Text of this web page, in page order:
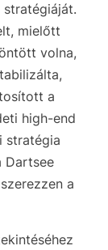
mielőtt
volna,
a
high-end
stratégia
Dartsee
a